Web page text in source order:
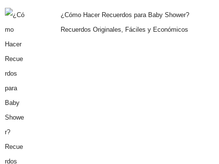
¿Cómo Hacer Recuerdos para Baby Shower?
Recuerdos Originales, Fáciles y Económicos